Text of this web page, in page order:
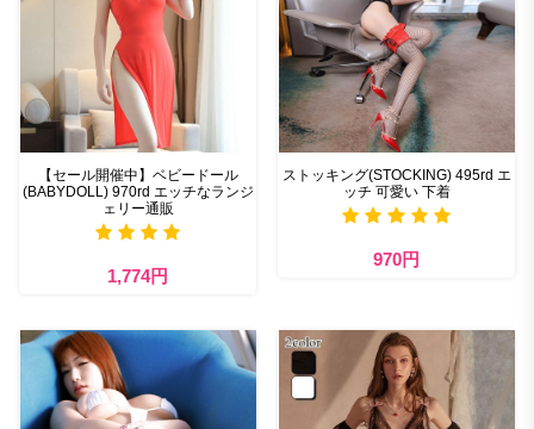
【セール開催中】ベビードール
(BABYDOLL) 970rd エッチなランジ
ェリー通販
1,774円
ストッキング(STOCKING) 495rd エ
ッチ 可愛い 下着
970円